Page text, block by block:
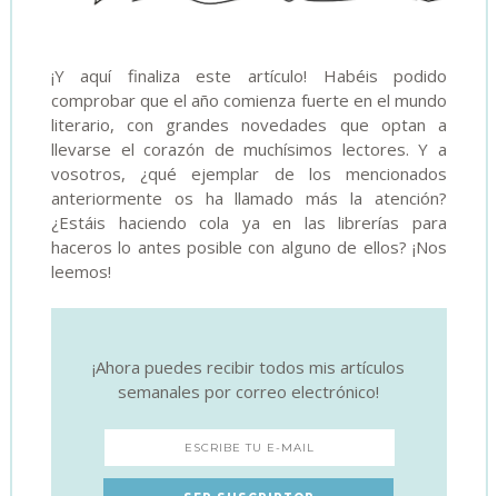
¡Y aquí finaliza este artículo! Habéis podido
comprobar que el año comienza fuerte en el mundo
literario, con grandes novedades que optan a
llevarse el corazón de muchísimos lectores. Y a
vosotros, ¿qué ejemplar de los mencionados
anteriormente os ha llamado más la atención?
¿Estáis haciendo cola ya en las librerías para
haceros lo antes posible con alguno de ellos? ¡Nos
leemos!
¡Ahora puedes recibir todos mis artículos
semanales por correo electrónico!